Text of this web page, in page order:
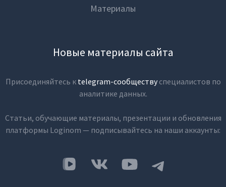
Материалы
Новые материалы сайта
Присоединяйтесь к telegram-сообществуспециалистов по
аналитике данных.
Статьи, обучающие материалы, презентации и обновления
платформы Loginom — подписывайтесь на наши аккаунты: